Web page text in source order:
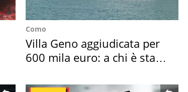
Como
Villa Geno aggiudicata per
600 mila euro: a chi è stata